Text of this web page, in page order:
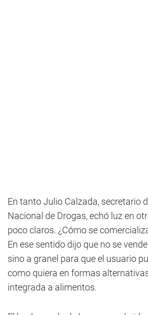
En tanto Julio Calzada, secretario
Nacional de Drogas, echó luz en
poco claros. ¿Cómo se
En ese sentido dijo que no se
sino a granel para que el usuario
como quiera en formas
integrada a alimentos.